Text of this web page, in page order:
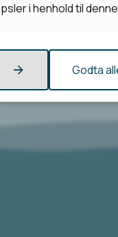
i henhold til
Godta